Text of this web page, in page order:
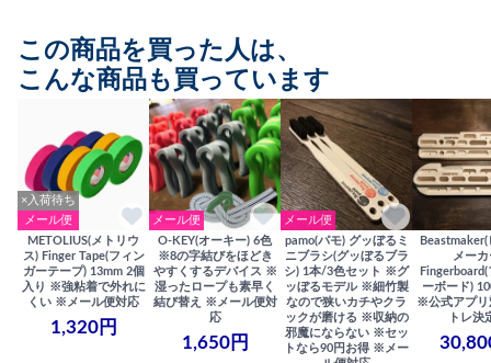
この商品を買った人は、
こんな商品も買っています
×入荷待ち
メール便
METOLIUS(メトリウ
ス) Finger Tape(フィン
ガーテープ) 13mm 2個
入り ※強粘着で外れに
くい ※メール便対応
1,320円
メール便
O-KEY(オーキー) 6色
※8の字結びをほどき
やすくするデバイス ※
湿ったロープも素早く
結び替え ※メール便対
応
1,650円
メール便
pamo(パモ) グッぼるミ
ニブラシ(グッぼるブラ
シ) 1本/3色セット ※グ
ッぼるモデル ※細竹製
なので狭いカチやクラ
ックが磨ける ※収納の
邪魔にならない ※セッ
トなら90円お得 ※メー
メーカ
ーボード)
※公式アプ
トレ決